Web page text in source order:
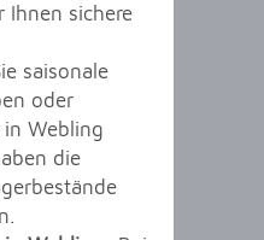
sichere
saisonale
oder
in Webling
die